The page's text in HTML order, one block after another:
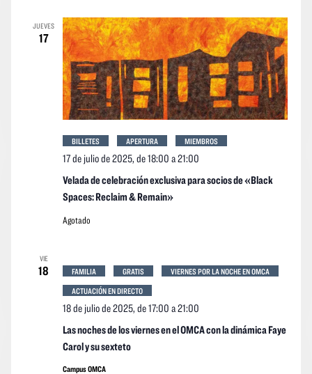
JUEVES
17
Velada de celebración exclusiva para socios de «Black
Spaces: Reclaim & Remain»
17 de julio de 2025, de 18:00 a21:00
BILLETES APERTURA MIEMBROS
Agotado
VIE
18
Las noches de los viernes en el OMCA con la dinámica Faye
Carol y su sexteto
18 de julio de 2025, de 17:00 a21:00
FAMILIA GRATIS
VIERNES POR LA NOCHE EN OMCA
ACTUACIÓN EN DIRECTO
Campus OMCA